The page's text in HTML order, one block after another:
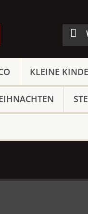
KLEINE